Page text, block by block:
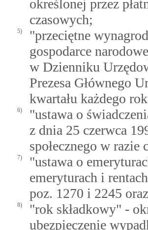
określonej przez
czasowych;
5)
"przeciętne
gospodarce
w Dzienniku
Prezesa Głównego
kwartału każdego
6)
"ustawa o
z dnia 25 czerwca
społecznego w
7)
"ustawa o
emeryturach i
poz. 1270 i 2245
8)
"rok składkowy" -
ubezpieczenie